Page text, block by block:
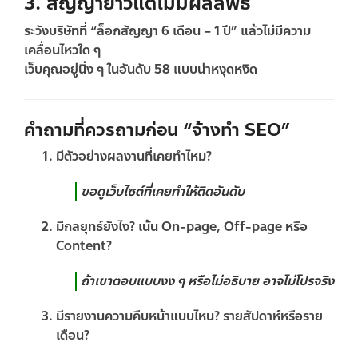
ระวังบริษัทที่ “ล็อกสัญญา 6 เดือน – 1 ปี” แล้วไม่มีความ
เคลื่อนไหวใด ๆ
เว็บคุณอยู่นิ่ง ๆ ในอันดับ 58 แบบน่าหงุดหงิด
คำถามที่ควรถามก่อน “จ้างทำ SEO”
มีตัวอย่างผลงานที่เคยทำไหม?
ขอดูเว็บไซต์ที่เคยทำให้ติดอันดับ
มีกลยุทธ์ยังไง? เน้น On-page, Off-page หรือ
Content?
ถ้าเขาตอบแบบงง ๆ หรือไม่อธิบาย อาจไม่โปรจริง
มีรายงานความคืบหน้าแบบไหน? รายสัปดาห์หรือราย
เดือน?